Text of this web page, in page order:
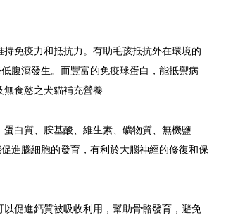
免疫力和抵抗力。有助毛孩抵抗外在環境的
腹瀉發生。而豐富的免疫球蛋白，能抵禦病
食慾之犬貓補充營養
白質、胺基酸、維生素、礦物質、無機鹽
進腦細胞的發育，有利於大腦神經的修復和保
促進鈣質被吸收利用，幫助骨骼發育，避免